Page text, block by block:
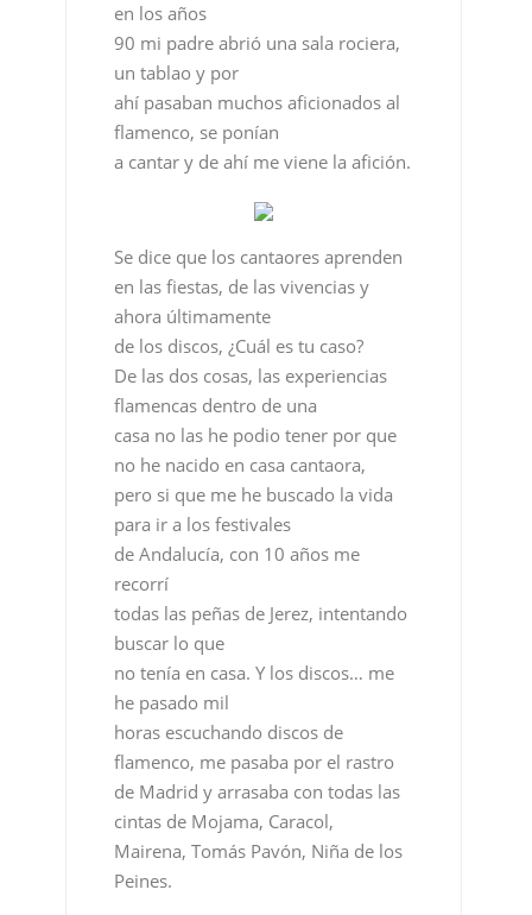
a cantar y de ahí me viene la afición.
Se dice que los cantaores aprenden
en las fiestas, de las vivencias y
ahora últimamente
de los discos, ¿Cuál es tu caso?
De las dos cosas, las experiencias
flamencas dentro de una
casa no las he podio tener por que
no he nacido en casa cantaora,
pero si que me he buscado la vida
para ir a los festivales
de Andalucía, con 10 años me
recorrí
todas las peñas de Jerez, intentando
buscar lo que
no tenía en casa. Y los discos… me
he pasado mil
horas escuchando discos de
flamenco, me pasaba por el rastro
de Madrid y arrasaba con todas las
cintas de Mojama, Caracol,
Mairena, Tomás Pavón, Niña de los
Peines.
Pero cuando eras joven ¿que
escuchabas?
Pues Camarón, José Mercé,
Morente…